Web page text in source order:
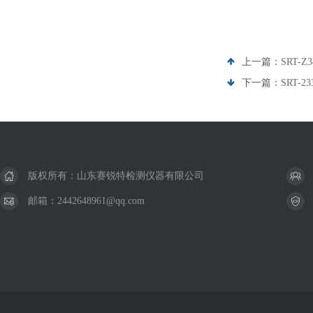
上一篇： SRT-
下一篇： SRT-
版权所有：山东赛锐特检测仪器有限公司
邮箱：2442648961@qq.com